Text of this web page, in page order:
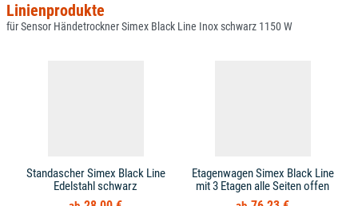
Linienprodukte
für Sensor Händetrockner Simex Black Line Inox schwarz 1150 W
Standascher Simex Black Line
Edelstahl schwarz
Etagenwagen Simex Black Line
mit 3 Etagen alle Seiten offen